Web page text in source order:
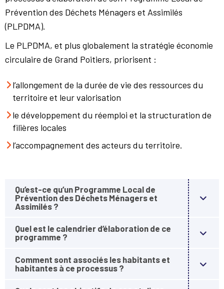
Prévention des Déchets Ménagers et Assimilés
(PLPDMA).
Le PLPDMA, et plus globalement la stratégie économie
circulaire de Grand Poitiers, priorisent :
l’allongement de la durée de vie des ressources du
territoire et leur valorisation
le développement du réemploi et la structuration de
filières locales
l’accompagnement des acteurs du territoire.
Qu’est-ce qu’un Programme Local de
Prévention des Déchets Ménagers et
Assimilés ?
Quel est le calendrier d’élaboration de ce
programme ?
Comment sont associés les habitants et
habitantes à ce processus ?